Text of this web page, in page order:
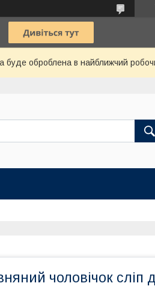
буде оброблена в найближчий
чоловічок сліп